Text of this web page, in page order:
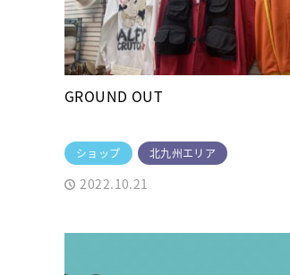
GROUND OUT
ショップ 北九州エリア
2022.10.21